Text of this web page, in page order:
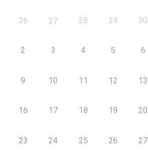
26 27 28 29 30
2 3 4 5 6
9 10 11 12 13
16 17 18 19 20
23 24 25 26 27